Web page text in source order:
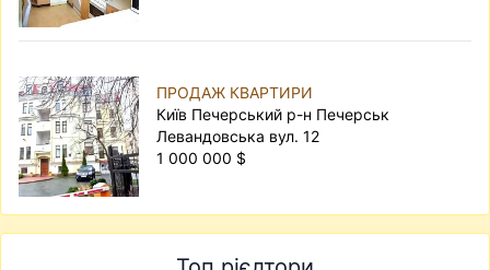
ПРОДАЖ КВАРТИРИ
Київ Печерський р-н Печерськ
Левандовська вул. 12
1 000 000 $